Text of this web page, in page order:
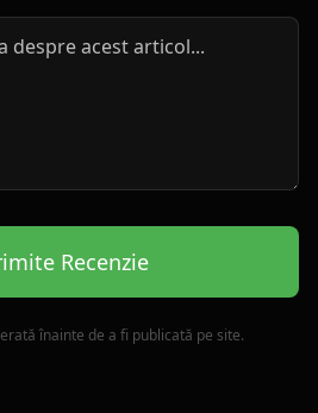
Recenzie
înainte de a fi publicată pe site.